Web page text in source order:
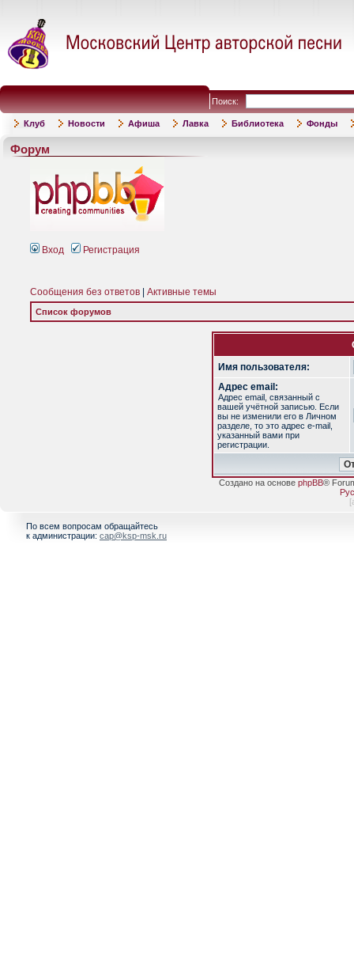
Поиск:
Клуб Новости Афиша Лавка Библиотека Фонды
Форум
Вход Регистрация
Сообщения без ответов Активные темы
Список форумов
Имя пользователя:
Адрес email:
Адрес email, связанный с
вашей учётной записью. Если
вы не изменили его в Личном
разделе, то это адрес e-mail,
указанный вами при
регистрации.
Создано на основе phpBB®
[
По всем вопросам обращайтесь
к администрации: cap@ksp-msk.ru